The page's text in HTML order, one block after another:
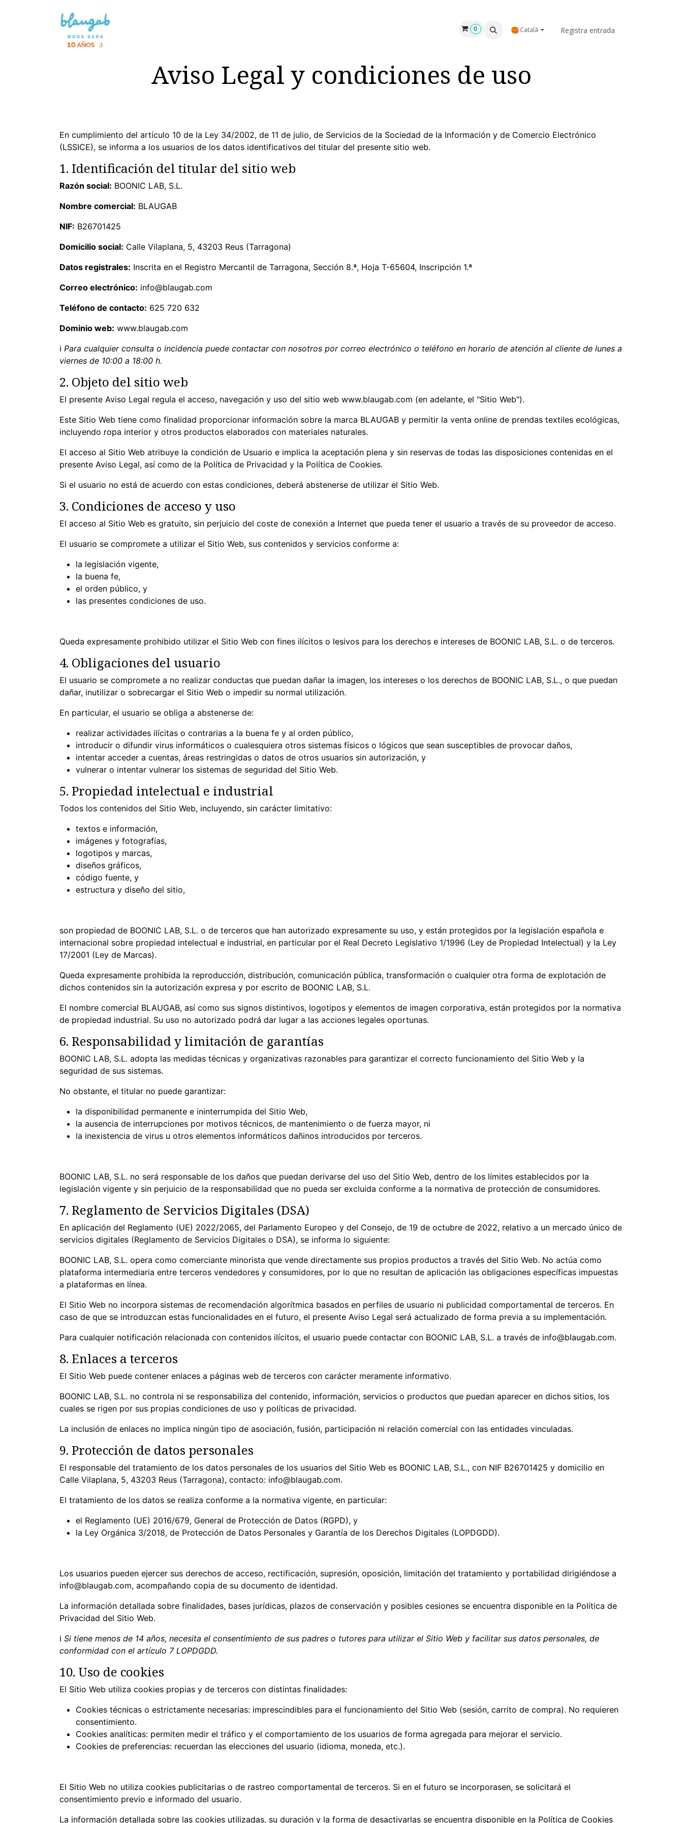
NOSALTRES
0 Català Registra entrada
Aviso Legal y condiciones de uso
En cumplimiento del artículo 10 de la Ley 34/2002, de 11 de julio, de Servicios de la Sociedad de la Información y de Comercio Electrónico
(LSSICE), se informa a los usuarios de los datos identificativos del titular del presente sitio web.
1. Identificación del titular del sitio web
Razón social: BOONIC LAB, S.L.
Nombre comercial: BLAUGAB
NIF: B26701425
Domicilio social: Calle Vilaplana, 5, 43203 Reus (Tarragona)
Datos registrales: Inscrita en el Registro Mercantil de Tarragona, Sección 8.ª, Hoja T-65604, Inscripción 1.ª
Correo electrónico: info@blaugab.com
Teléfono de contacto: 625 720 632
Dominio web: www.blaugab.com
ℹ Para cualquier consulta o incidencia puede contactar con nosotros por correo electrónico o teléfono en horario de atención al cliente de lunes a
viernes de 10:00 a 18:00 h.
2. Objeto del sitio web
El presente Aviso Legal regula el acceso, navegación y uso del sitio web www.blaugab.com (en adelante, el "Sitio Web").
Este Sitio Web tiene como finalidad proporcionar información sobre la marca BLAUGAB y permitir la venta online de prendas textiles ecológicas,
incluyendo ropa interior y otros productos elaborados con materiales naturales.
El acceso al Sitio Web atribuye la condición de Usuario e implica la aceptación plena y sin reservas de todas las disposiciones contenidas en el
presente Aviso Legal, así como de la Política de Privacidad y la Política de Cookies.
Si el usuario no está de acuerdo con estas condiciones, deberá abstenerse de utilizar el Sitio Web.
3. Condiciones de acceso y uso
El acceso al Sitio Web es gratuito, sin perjuicio del coste de conexión a Internet que pueda tener el usuario a través de su proveedor de acceso.
El usuario se compromete a utilizar el Sitio Web, sus contenidos y servicios conforme a:
la legislación vigente,
la buena fe,
el orden público, y
las presentes condiciones de uso.
Queda expresamente prohibido utilizar el Sitio Web con fines ilícitos o lesivos para los derechos e intereses de BOONIC LAB, S.L. o de terceros.
4. Obligaciones del usuario
El usuario se compromete a no realizar conductas que puedan dañar la imagen, los intereses o los derechos de BOONIC LAB, S.L., o que puedan
dañar, inutilizar o sobrecargar el Sitio Web o impedir su normal utilización.
En particular, el usuario se obliga a abstenerse de:
realizar actividades ilícitas o contrarias a la buena fe y al orden público,
introducir o difundir virus informáticos o cualesquiera otros sistemas físicos o lógicos que sean susceptibles de provocar daños,
intentar acceder a cuentas, áreas restringidas o datos de otros usuarios sin autorización, y
vulnerar o intentar vulnerar los sistemas de seguridad del Sitio Web.
5. Propiedad intelectual e industrial
Todos los contenidos del Sitio Web, incluyendo, sin carácter limitativo:
textos e información,
imágenes y fotografías,
logotipos y marcas,
diseños gráficos,
código fuente, y
estructura y diseño del sitio,
son propiedad de BOONIC LAB, S.L. o de terceros que han autorizado expresamente su uso, y están protegidos por la legislación española e
internacional sobre propiedad intelectual e industrial, en particular por el Real Decreto Legislativo 1/1996 (Ley de Propiedad Intelectual) y la Ley
17/2001 (Ley de Marcas).
Queda expresamente prohibida la reproducción, distribución, comunicación pública, transformación o cualquier otra forma de explotación de
dichos contenidos sin la autorización expresa y por escrito de BOONIC LAB, S.L.
El nombre comercial BLAUGAB, así como sus signos distintivos, logotipos y elementos de imagen corporativa, están protegidos por la normativa
de propiedad industrial. Su uso no autorizado podrá dar lugar a las acciones legales oportunas.
6. Responsabilidad y limitación de garantías
BOONIC LAB, S.L. adopta las medidas técnicas y organizativas razonables para garantizar el correcto funcionamiento del Sitio Web y la
seguridad de sus sistemas.
No obstante, el titular no puede garantizar:
la disponibilidad permanente e ininterrumpida del Sitio Web,
la ausencia de interrupciones por motivos técnicos, de mantenimiento o de fuerza mayor, ni
la inexistencia de virus u otros elementos informáticos dañinos introducidos por terceros.
BOONIC LAB, S.L. no será responsable de los daños que puedan derivarse del uso del Sitio Web, dentro de los límites establecidos por la
legislación vigente y sin perjuicio de la responsabilidad que no pueda ser excluida conforme a la normativa de protección de consumidores.
7. Reglamento de Servicios Digitales (DSA)
En aplicación del Reglamento (UE) 2022/2065, del Parlamento Europeo y del Consejo, de 19 de octubre de 2022, relativo a un mercado único de
servicios digitales (Reglamento de Servicios Digitales o DSA), se informa lo siguiente:
BOONIC LAB, S.L. opera como comerciante minorista que vende directamente sus propios productos a través del Sitio Web. No actúa como
plataforma intermediaria entre terceros vendedores y consumidores, por lo que no resultan de aplicación las obligaciones específicas impuestas
a plataformas en línea.
El Sitio Web no incorpora sistemas de recomendación algorítmica basados en perfiles de usuario ni publicidad comportamental de terceros. En
caso de que se introduzcan estas funcionalidades en el futuro, el presente Aviso Legal será actualizado de forma previa a su implementación.
Para cualquier notificación relacionada con contenidos ilícitos, el usuario puede contactar con BOONIC LAB, S.L. a través de info@blaugab.com.
8. Enlaces a terceros
El Sitio Web puede contener enlaces a páginas web de terceros con carácter meramente informativo.
BOONIC LAB, S.L. no controla ni se responsabiliza del contenido, información, servicios o productos que puedan aparecer en dichos sitios, los
cuales se rigen por sus propias condiciones de uso y políticas de privacidad.
La inclusión de enlaces no implica ningún tipo de asociación, fusión, participación ni relación comercial con las entidades vinculadas.
9. Protección de datos personales
El responsable del tratamiento de los datos personales de los usuarios del Sitio Web es BOONIC LAB, S.L., con NIF B26701425 y domicilio en
Calle Vilaplana, 5, 43203 Reus (Tarragona), contacto: info@blaugab.com.
El tratamiento de los datos se realiza conforme a la normativa vigente, en particular:
el Reglamento (UE) 2016/679, General de Protección de Datos (RGPD), y
la Ley Orgánica 3/2018, de Protección de Datos Personales y Garantía de los Derechos Digitales (LOPDGDD).
Los usuarios pueden ejercer sus derechos de acceso, rectificación, supresión, oposición, limitación del tratamiento y portabilidad dirigiéndose a
info@blaugab.com, acompañando copia de su documento de identidad.
La información detallada sobre finalidades, bases jurídicas, plazos de conservación y posibles cesiones se encuentra disponible en la Política de
Privacidad del Sitio Web.
ℹ Si tiene menos de 14 años, necesita el consentimiento de sus padres o tutores para utilizar el Sitio Web y facilitar sus datos personales, de
conformidad con el artículo 7 LOPDGDD.
10. Uso de cookies
El Sitio Web utiliza cookies propias y de terceros con distintas finalidades:
Cookies técnicas o estrictamente necesarias: imprescindibles para el funcionamiento del Sitio Web (sesión, carrito de compra). No requieren
consentimiento.
Cookies analíticas: permiten medir el tráfico y el comportamiento de los usuarios de forma agregada para mejorar el servicio.
Cookies de preferencias: recuerdan las elecciones del usuario (idioma, moneda, etc.).
El Sitio Web no utiliza cookies publicitarias o de rastreo comportamental de terceros. Si en el futuro se incorporasen, se solicitará el
consentimiento previo e informado del usuario.
La información detallada sobre las cookies utilizadas, su duración y la forma de desactivarlas se encuentra disponible en la Política de Cookies